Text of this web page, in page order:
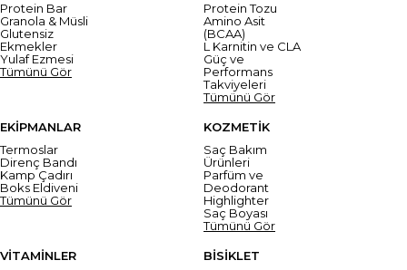
Protein Bar
Granola & Müsli
Glutensiz
Ekmekler
Yulaf Ezmesi
Tümünü Gör
Protein Tozu
Amino Asit
(BCAA)
L Karnitin ve CLA
Güç ve
Performans
Takviyeleri
Tümünü Gör
EKİPMANLAR
Termoslar
Direnç Bandı
Kamp Çadırı
Boks Eldiveni
Tümünü Gör
KOZMETİK
Saç Bakım
Ürünleri
Parfüm ve
Deodorant
Highlighter
Saç Boyası
Tümünü Gör
VİTAMİNLER
BİSİKLET